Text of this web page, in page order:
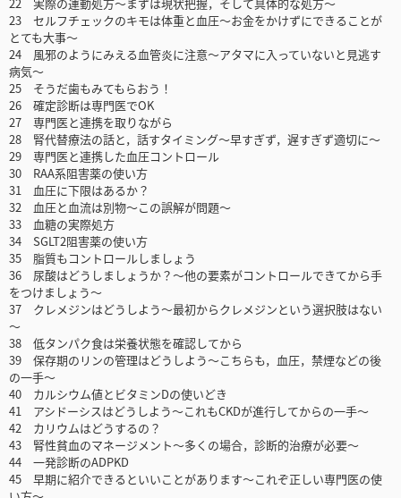
23 セルフチェックのキモは体重と血圧～お金をかけずにできることが
とても大事～
24 風邪のようにみえる血管炎に注意～アタマに入っていないと見逃す
病気～
25 そうだ歯もみてもらおう！
26 確定診断は専門医でOK
27 専門医と連携を取りながら
28 腎代替療法の話と，話すタイミング～早すぎず，遅すぎず適切に～
29 専門医と連携した血圧コントロール
30 RAA系阻害薬の使い方
31 血圧に下限はあるか？
32 血圧と血流は別物～この誤解が問題～
33 血糖の実際処方
34 SGLT2阻害薬の使い方
35 脂質もコントロールしましょう
36 尿酸はどうしましょうか？～他の要素がコントロールできてから手
をつけましょう～
37 クレメジンはどうしよう～最初からクレメジンという選択肢はない
～
38 低タンパク食は栄養状態を確認してから
39 保存期のリンの管理はどうしよう～こちらも，血圧，禁煙などの後
の一手～
40 カルシウム値とビタミンDの使いどき
41 アシドーシスはどうしよう～これもCKDが進行してからの一手～
42 カリウムはどうするの？
43 腎性貧血のマネージメント～多くの場合，診断的治療が必要～
44 一発診断のADPKD
45 早期に紹介できるといいことがあります～これぞ正しい専門医の使